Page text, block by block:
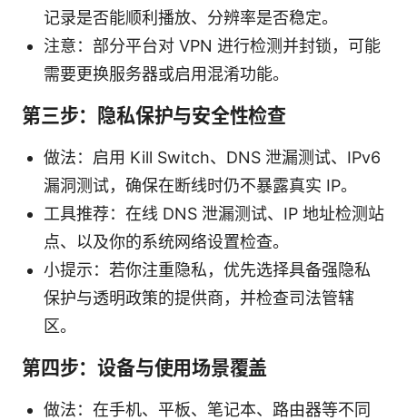
记录是否能顺利播放、分辨率是否稳定。
注意：部分平台对 VPN 进行检测并封锁，可能
需要更换服务器或启用混淆功能。
第三步：隐私保护与安全性检查
做法：启用 Kill Switch、DNS 泄漏测试、IPv6
漏洞测试，确保在断线时仍不暴露真实 IP。
工具推荐：在线 DNS 泄漏测试、IP 地址检测站
点、以及你的系统网络设置检查。
小提示：若你注重隐私，优先选择具备强隐私
保护与透明政策的提供商，并检查司法管辖
区。
第四步：设备与使用场景覆盖
做法：在手机、平板、笔记本、路由器等不同